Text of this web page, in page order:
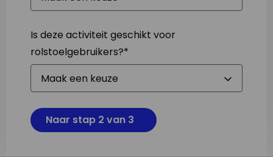
Is deze activiteit geschikt voor
rolstoelgebruikers?*